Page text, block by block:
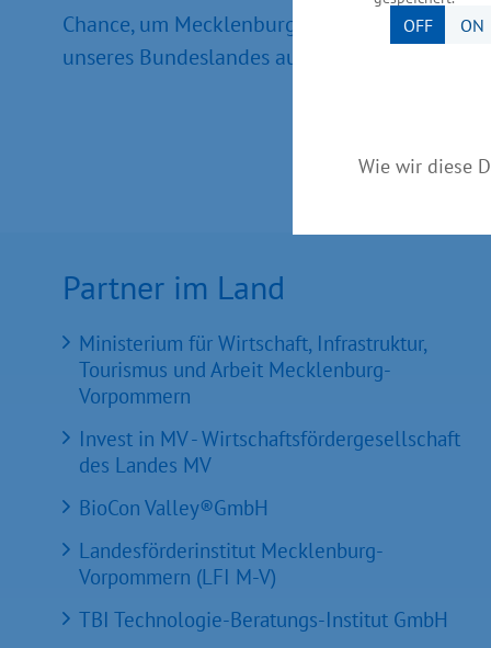
OFF ON
Wie wir diese
Chance, um Mecklenburg-Vorpommern
unseres Bundeslandes aufmerksam
Partner im Land
Ministerium für Wirtschaft, Infrastruktur,
Tourismus und Arbeit Mecklenburg-
Vorpommern
Invest in MV - Wirtschaftsfördergesellschaft
des Landes MV
BioCon Valley®GmbH
Landesförderinstitut Mecklenburg-
Vorpommern (LFI M-V)
TBI Technologie-Beratungs-Institut GmbH